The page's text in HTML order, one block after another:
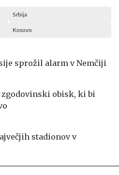
Srbija
Kosovo
sprožil alarm v Nemčiji
zgodovinski obisk, ki bi
stadionov v